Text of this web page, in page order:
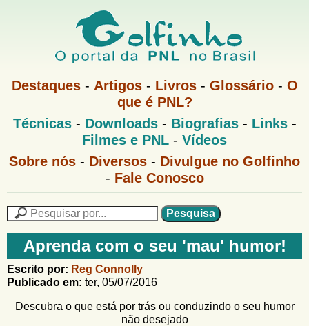
Pular
para
o
principal
G
f
i
n
h
o
M
u
Destaques- Artigos- Livros- Glossário- O
que é PNL?
M
e
P
Técnicas- Downloads- Biografias- Links-
Filmes e PNL - Vídeos
G
n
M
e
Sobre nós - Diversos - Divulgue no Golfinho
- Fale Conosco
F
r
m
u
e
u
i
Aprenda com o seu 'mau' humor!
Escrito por: Reg Connolly
Publicado em: ter, 05/07/2016
Descubra o que está por trás ou conduzindo o seu humor
não desejado